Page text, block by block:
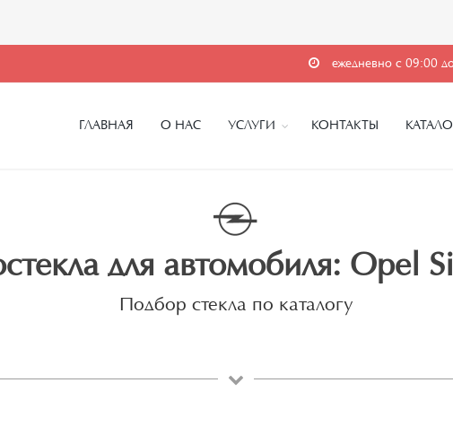
ежедневно с 09:00
ГЛАВНАЯ О НАС УСЛУГИ КОНТАКТЫ
для автомобиля: Opel
Подбор стекла по каталогу